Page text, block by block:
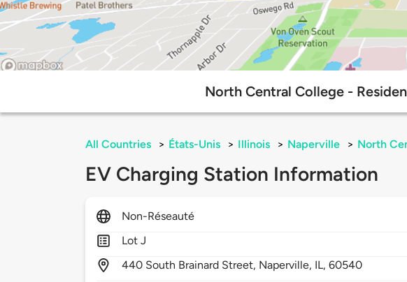
North Central College -
All Countries > États-Unis > Illinois > Naperville > North
EV Charging Station Information
Non-Réseauté
Lot J
440 South Brainard Street, Naperville, IL,60540